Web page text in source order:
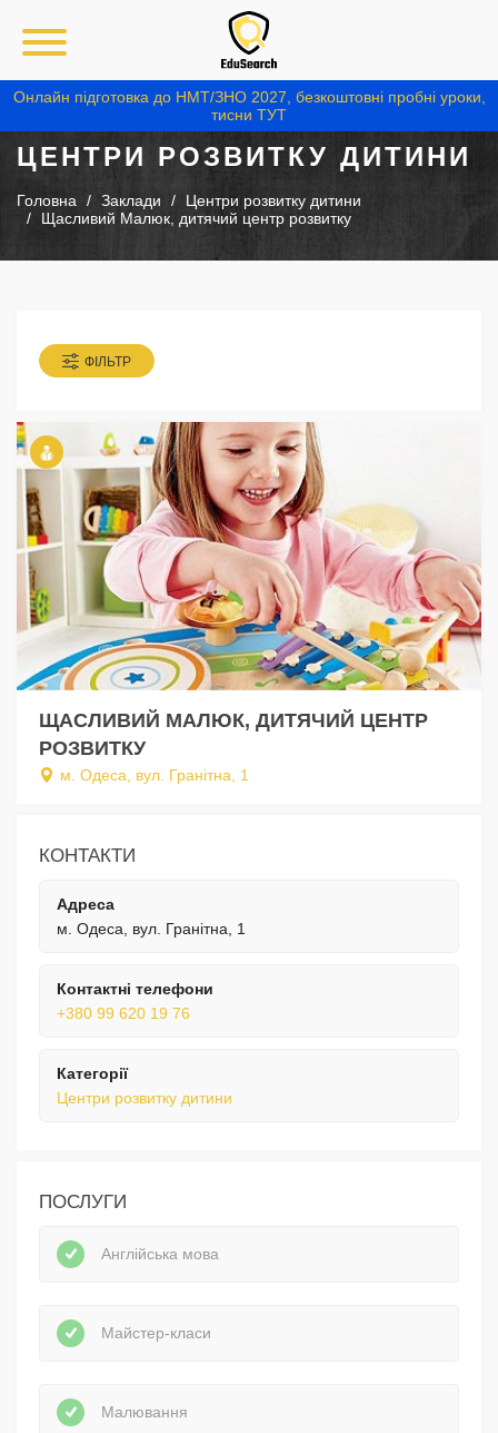
Онлайн підготовка до НМТ/ЗНО 2027, безкоштовні пробні уроки,
тисни ТУТ
ЦЕНТРИ РОЗВИТКУ ДИТИНИ
Головна Заклади
Центри розвитку дитини
Щасливий Малюк, дитячий центр розвитку
ФІЛЬТР
ЩАСЛИВИЙ МАЛЮК, ДИТЯЧИЙ ЦЕНТР
РОЗВИТКУ
м. Одеса, вул. Гранітна, 1
КОНТАКТИ
Адреса
м. Одеса, вул. Гранітна, 1
Контактні телефони
+380 99 620 19 76
Категорії
Центри розвитку дитини
ПОСЛУГИ
Англійська мова
Майстер-класи
Малювання